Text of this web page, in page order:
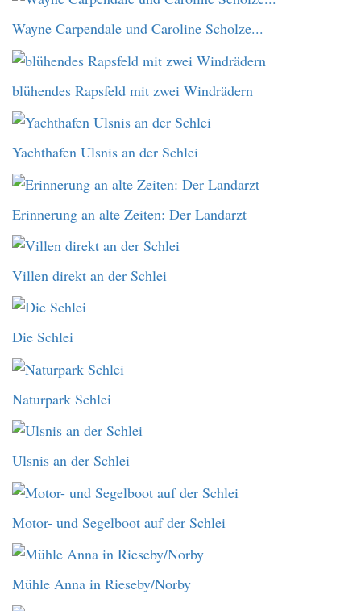
Wayne Carpendale und Caroline Scholze...
blühendes Rapsfeld mit zwei Windrädern
Yachthafen Ulsnis an der Schlei
Erinnerung an alte Zeiten: Der Landarzt
Villen direkt an der Schlei
Die Schlei
Naturpark Schlei
Ulsnis an der Schlei
Motor- und Segelboot auf der Schlei
Mühle Anna in Rieseby/Norby